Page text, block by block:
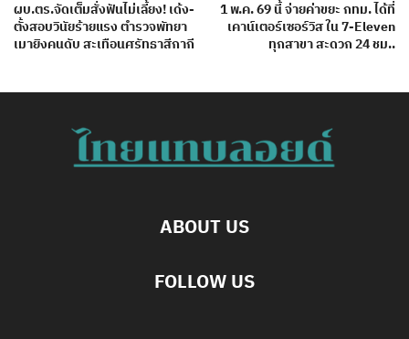
ผบ.ตร.จัดเต็มสั่งฟันไม่เลี้ยง! เด้ง-
ตั้งสอบวินัยร้ายแรง ตำรวจพัทยา
เมายิงคนดับ สะเทือนศรัทธาสีกากี
1 พ.ค. 69 นี้ จ่ายค่าขยะ กทม. ได้ที่
เคาน์เตอร์เซอร์วิส ใน 7-Eleven
ทุกสาขา สะดวก 24 ชม..
ABOUT US
FOLLOW US